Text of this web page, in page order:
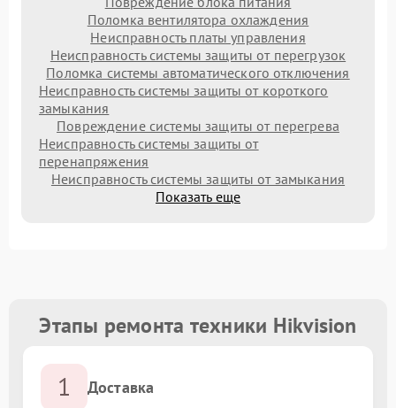
Поломка вентилятора охлаждения
Неисправность платы управления
Неисправность системы защиты от перегрузок
Поломка системы автоматического отключения
Неисправность системы защиты от короткого
замыкания
Повреждение системы защиты от перегрева
Неисправность системы защиты от
перенапряжения
Неисправность системы защиты от замыкания
Показать еще
Этапы ремонта техники Hikvision
1 Доставка